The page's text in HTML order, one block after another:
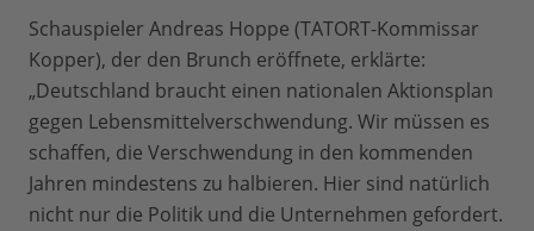
Schauspieler Andreas Hoppe (TATORT-Kommissar
Kopper), der den Brunch eröffnete, erklärte:
„Deutschland braucht einen nationalen Aktionsplan
gegen Lebensmittelverschwendung. Wir müssen es
schaffen, die Verschwendung in den kommenden
Jahren mindestens zu halbieren. Hier sind natürlich
nicht nur die Politik und die Unternehmen gefordert.